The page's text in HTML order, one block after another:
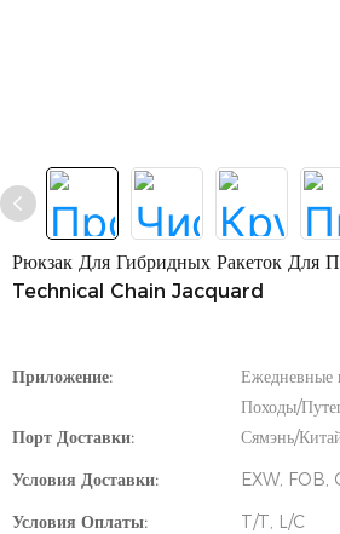
Рюкзак Для Гибридных Ракеток Для
Technical Chain Jacquard
Приложение:
Ежедневные
Походы/
Порт Доставки:
Сямэнь/
Условия Доставки:
EXW, FOB,
Условия Оплаты:
T/T, L/C